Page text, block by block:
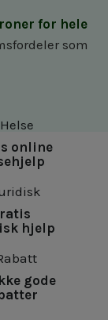
for hele
som
online
hjelp
gode